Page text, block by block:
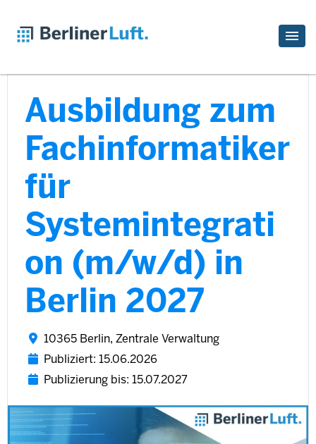
Ausbildung zum
Fachinformatiker
für
Systemintegrati
on (m/w/d) in
Berlin 2027
10365 Berlin, Zentrale Verwaltung
Publiziert: 15.06.2026
Publizierung bis: 15.07.2027